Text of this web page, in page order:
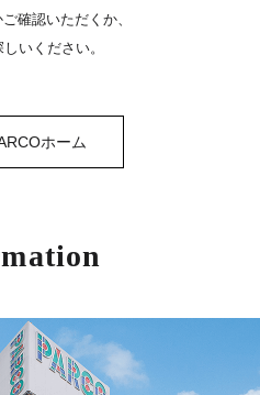
確認いただくか、
いください。
ホーム